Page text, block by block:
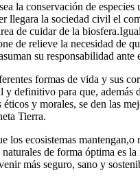
la conservación de especies
llegara la sociedad civil el
de cuidar de la
de relieve la necesidad de
su responsabilidad ante
formas de vida y sus
y definitivo para que, además
éticos y morales, se den las
Tierra.
los ecosistemas mantengan,o
de forma óptima es la
más seguro, sano y